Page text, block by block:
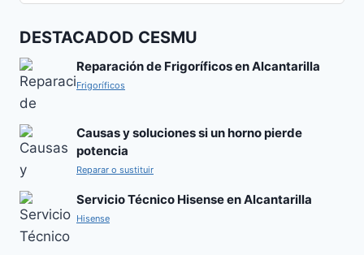
DESTACADOD CESMU
Reparación de Frigoríficos en Alcantarilla
Frigoríficos
Causas y soluciones si un horno pierde
potencia
Reparar o sustituir
Servicio Técnico Hisense en Alcantarilla
Hisense